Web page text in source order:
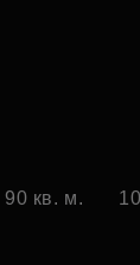
90 кв. м.